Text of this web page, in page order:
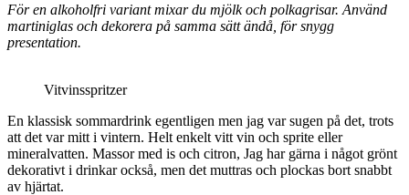
För en alkoholfri variant mixar du mjölk och polkagrisar. Använd
martiniglas och dekorera på samma sätt ändå, för snygg
presentation.
Vitvinsspritzer
En klassisk sommardrink egentligen men jag var sugen på det, trots
att det var mitt i vintern. Helt enkelt vitt vin och sprite eller
mineralvatten. Massor med is och citron, Jag har gärna i något grönt
dekorativt i drinkar också, men det muttras och plockas bort snabbt
av hjärtat.